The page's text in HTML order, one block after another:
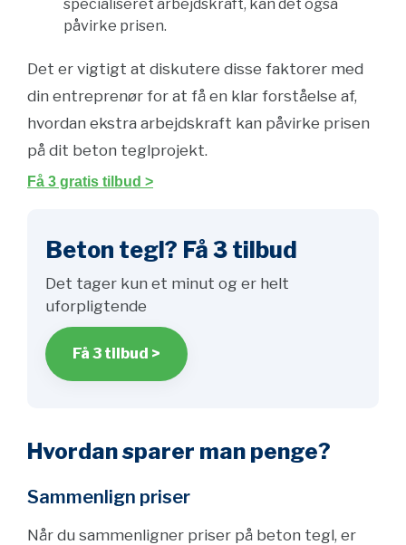
specialiseret arbejdskraft, kan det også
påvirke prisen.
Det er vigtigt at diskutere disse faktorer med
din entreprenør for at få en klar forståelse af,
hvordan ekstra arbejdskraft kan påvirke prisen
på dit beton teglprojekt.
Få 3 gratis tilbud >
Beton tegl? Få 3 tilbud
Det tager kun et minut og er helt
uforpligtende
Få 3 tilbud >
Hvordan sparer man penge?
Sammenlign priser
Når du sammenligner priser på beton tegl, er